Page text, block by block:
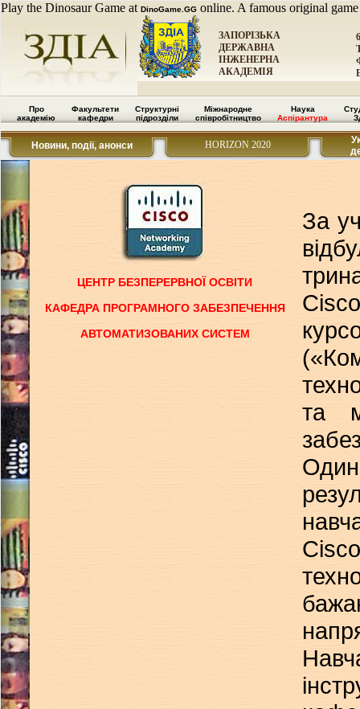
Play the Dinosaur Game at DinoGame.GG online. A famous original
ЗАПОРІЗЬКА
ДЕРЖАВНА
ІНЖЕНЕРНА
АКАДЕМІЯ
Про
академію
Факультети
кафедри
Структурні
підрозділи
Міжнародне
співробітництво
Наука
Аспірантура
Новини, події, анонси HORIZON 2020
ЦЕНТР БЕЗПЕРЕРВНОЇ ОСВІТИ
КАФЕДРА ПРОГРАМНОГО ЗАБЕЗПЕЧЕННЯ
АВТОМАТИЗОВАНИХ СИСТЕМ
За
та